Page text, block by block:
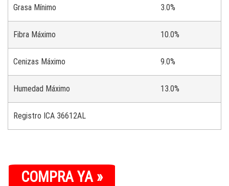
Grasa Mínimo 3.0%
Fibra Máximo 10.0%
Cenizas Máximo 9.0%
Humedad Máximo 13.0%
Registro ICA 36612AL
COMPRA YA »